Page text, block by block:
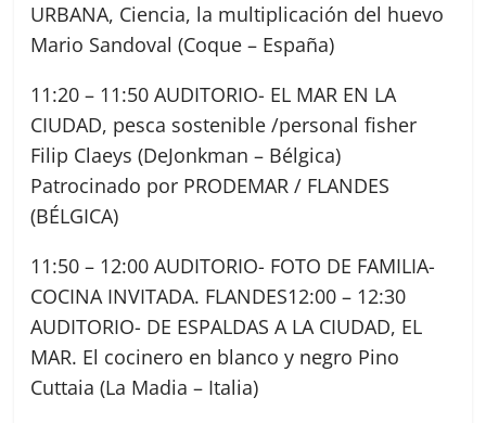
URBANA, Ciencia, la multiplicación del huevo
Mario Sandoval (Coque – España)
11:20 – 11:50 AUDITORIO- EL MAR EN LA
CIUDAD, pesca sostenible /personal fisher
Filip Claeys (DeJonkman – Bélgica)
Patrocinado por PRODEMAR / FLANDES
(BÉLGICA)
11:50 – 12:00 AUDITORIO- FOTO DE FAMILIA-
COCINA INVITADA. FLANDES12:00 – 12:30
AUDITORIO- DE ESPALDAS A LA CIUDAD, EL
MAR. El cocinero en blanco y negro Pino
Cuttaia (La Madia – Italia)